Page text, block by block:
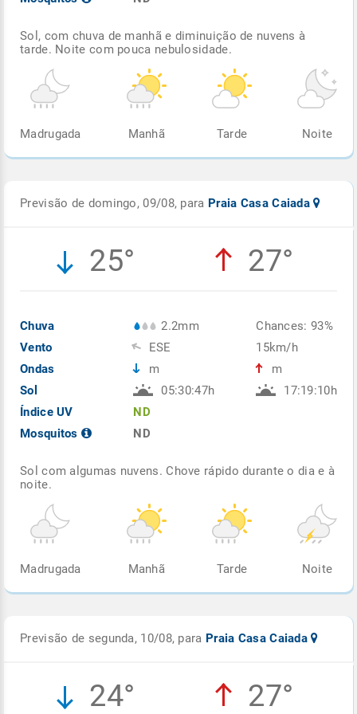
Sol, com chuva de manhã e diminuição de nuvens à
tarde. Noite com pouca nebulosidade.
Madrugada Manhã Tarde Noite
Previsão de domingo, 09/08, para Praia Casa Caiada
25° 27°
Chuva
Vento
Ondas
Sol
Índice UV
Mosquitos
2.2mm
ESE
m
05:30:47h
ND
ND
Chances: 93%
15km/h
m
17:19:10h
Sol com algumas nuvens. Chove rápido durante o dia e à
noite.
Madrugada Manhã Tarde Noite
Previsão de segunda, 10/08, para Praia Casa Caiada
24° 27°